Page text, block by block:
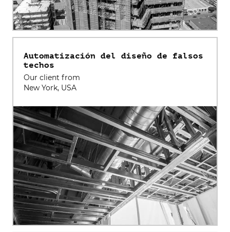
Automatización del diseño de falsos
techos
Our client from
New York, USA